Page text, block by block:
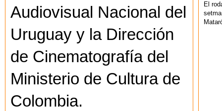
Audiovisual Nacional del
Uruguay y la Dirección
de Cinematografía del
Ministerio de Cultura de
Colombia.
El